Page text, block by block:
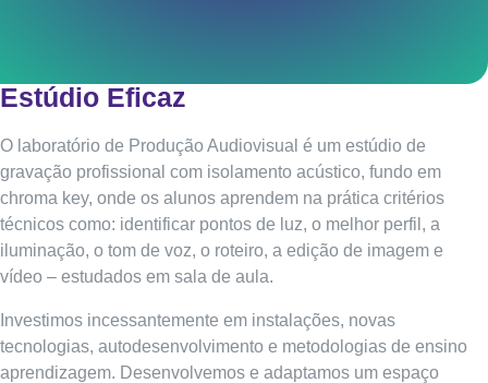
Estúdio Eficaz
O laboratório de Produção Audiovisual é um estúdio de
gravação profissional com isolamento acústico, fundo em
chroma key, onde os alunos aprendem na prática critérios
técnicos como: identificar pontos de luz, o melhor perfil, a
iluminação, o tom de voz, o roteiro, a edição de imagem e
vídeo – estudados em sala de aula.
Investimos incessantemente em instalações, novas
tecnologias, autodesenvolvimento e metodologias de ensino
aprendizagem. Desenvolvemos e adaptamos um espaço